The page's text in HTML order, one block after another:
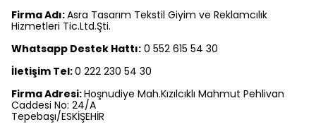
Firma Adı:Asra Tasarım Tekstil Giyim ve Reklamcılık
Hizmetleri Tic.Ltd.Şti.
Whatsapp Destek Hattı: 0 552 615 54 30
İletişim Tel:0 222 230 54 30
Firma Adresi:Hoşnudiye Mah.Kızılcıklı Mahmut Pehlivan
Caddesi No: 24/A
Tepebaşı/ESKİŞEHİR